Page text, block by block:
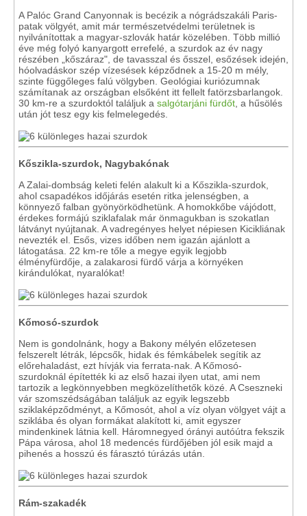
A Palóc Grand Canyonnak is becézik a nógrádszakáli Paris-
patak völgyét, amit már természetvédelmi területnek is
nyilvánítottak a magyar-szlovák határ közelében. Több millió
éve még folyó kanyargott errefelé, a szurdok az év nagy
részében „kőszáraz", de tavasszal és ősszel, esőzések idején,
hóolvadáskor szép vízesések képződnek a 15-20 m mély,
szinte függőleges falú völgyben. Geológiai kuriózumnak
számítanak az országban elsőként itt fellelt fatörzsbarlangok.
30 km-re a szurdoktól találjuk a salgótarjáni fürdőt , a hűsölés
után jót tesz egy kis felmelegedés.
Kőszikla-szurdok, Nagybakónak
A Zalai-dombság keleti felén alakult ki a Kőszikla-szurdok,
ahol csapadékos időjárás esetén ritka jelenségben, a
könnyező falban gyönyörködhetünk. A homokkőbe vájódott,
érdekes formájú sziklafalak már önmagukban is szokatlan
látványt nyújtanak. A vadregényes helyet népiesen Kicikliának
nevezték el. Esős, vizes időben nem igazán ajánlott a
látogatása. 22 km-re tőle a megye egyik legjobb
élményfürdője, a zalakarosi fürdő várja a környéken
kirándulókat, nyaralókat!
Kőmosó-szurdok
Nem is gondolnánk, hogy a Bakony mélyén előzetesen
felszerelt létrák, lépcsők, hidak és fémkábelek segítik az
előrehaladást, ezt hívják via ferrata-nak. A Kőmosó-
szurdoknál építették ki az első hazai ilyen utat, ami nem
tartozik a legkönnyebben megközelíthetők közé. A Cseszneki
vár szomszédságában találjuk az egyik legszebb
sziklaképződményt, a Kőmosót, ahol a víz olyan völgyet vájt a
sziklába és olyan formákat alakított ki, amit egyszer
mindenkinek látnia kell. Háromnegyed órányi autóútra fekszik
Pápa városa, ahol 18 medencés fürdőjében jól esik majd a
pihenés a hosszú és fárasztó túrázás után.
Rám-szakadék